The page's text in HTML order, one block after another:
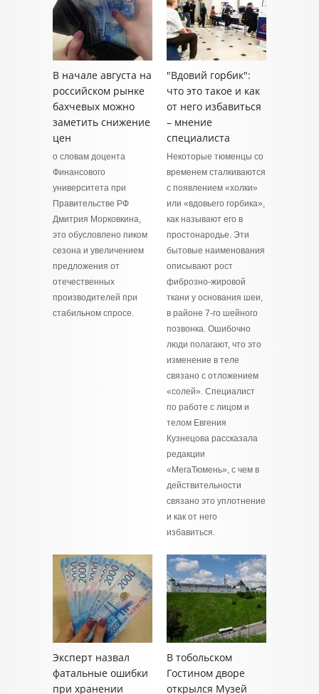
В начале августа на
российском рынке
бахчевых можно
заметить снижение
цен
о словам доцента
Финансового
университета при
Правительстве РФ
Дмитрия Морковкина,
это обусловлено пиком
сезона и увеличением
предложения от
отечественных
производителей при
стабильном спросе.
"Вдовий горбик":
что это такое и как
от него избавиться
– мнение
специалиста
Некоторые тюменцы со
временем сталкиваются
с появлением «холки»
или «вдовьего горбика»,
как называют его в
простонародье. Эти
бытовые наименования
описывают рост
фиброзно‑жировой
ткани у основания шеи,
в районе 7‑го шейного
позвонка. Ошибочно
люди полагают, что это
изменение в теле
связано с отложением
«солей». Специалист
по работе с лицом и
телом Евгения
Кузнецова рассказала
редакции
«МегаТюмень», с чем в
действительности
связано это уплотнение
и как от него
избавиться.
Эксперт назвал
фатальные ошибки
при хранении
В тобольском
Гостином дворе
открылся Музей